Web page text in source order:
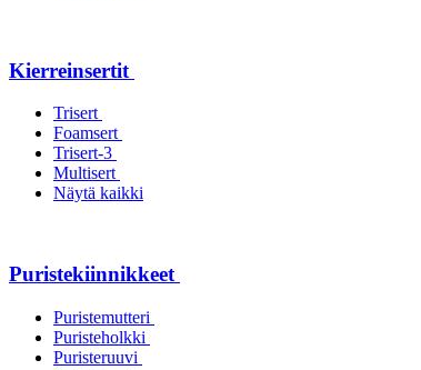
Kierreinsertit
Trisert
Foamsert
Trisert-3
Multisert
Näytä kaikki
Puristekiinnikkeet
Puristemutteri
Puristeholkki
Puristeruuvi